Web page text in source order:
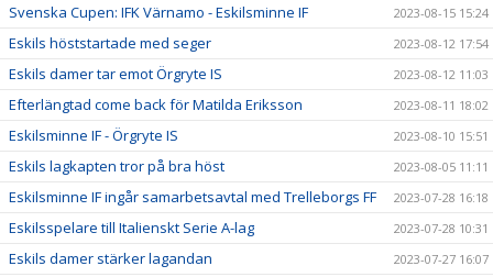
Svenska Cupen: IFK Värnamo - Eskilsminne IF 2023-08-15 15:24
Eskils höststartade med seger 2023-08-12 17:54
Eskils damer tar emot Örgryte IS 2023-08-12 11:03
Efterlängtad come back för Matilda Eriksson 2023-08-11 18:02
Eskilsminne IF - Örgryte IS 2023-08-10 15:51
Eskils lagkapten tror på bra höst 2023-08-05 11:11
Eskilsminne IF ingår samarbetsavtal med Trelleborgs FF 2023-07-28 16:18
Eskilsspelare till Italienskt Serie A-lag 2023-07-28 10:31
Eskils damer stärker lagandan 2023-07-27 16:07